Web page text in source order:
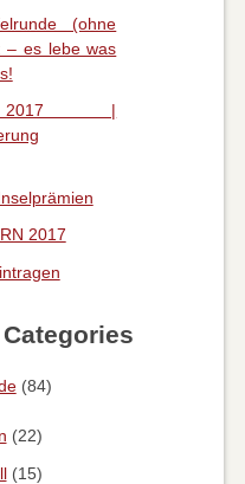
(ohne
– es lebe was
|
2017
(84)
(22)
(15)